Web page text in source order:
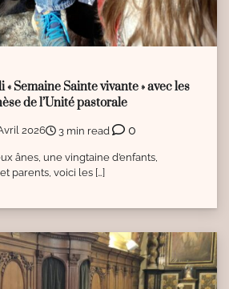
« Semaine Sainte vivante » avec les
de l’Unité pastorale
2026 3 min read 0
ânes, une vingtaine d’enfants,
parents, voici les […]